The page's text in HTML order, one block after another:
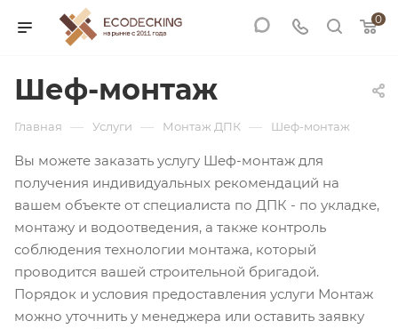
0
Шеф-монтаж
Главная — Услуги — Монтаж ДПК — Шеф-монтаж
Вы можете заказать услугу Шеф-монтаж для
получения индивидуальных рекомендаций на
вашем объекте от специалиста по ДПК - по укладке,
монтажу и водоотведения, а также контроль
соблюдения технологии монтажа, который
проводится вашей строительной бригадой.
Порядок и условия предоставления услуги Монтаж
можно уточнить у менеджера или оставить заявку